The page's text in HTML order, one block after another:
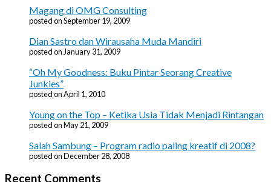
Magang di OMG Consulting
posted on September 19, 2009
Dian Sastro dan Wirausaha Muda Mandiri
posted on January 31, 2009
“Oh My Goodness: Buku Pintar Seorang Creative
Junkies”
posted on April 1, 2010
Young on the Top – Ketika Usia Tidak Menjadi Rintangan
posted on May 21, 2009
Salah Sambung – Program radio paling kreatif di 2008?
posted on December 28, 2008
Recent Comments